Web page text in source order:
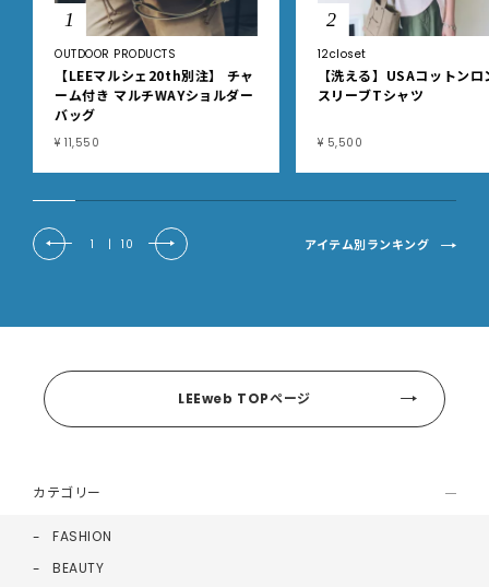
1
OUTDOOR PRODUCTS
【LEEマルシェ20th別注】 チャ
ーム付き マルチWAYショルダー
バッグ
¥ 11,550
2
12closet
【洗える】USAコットンロ
スリーブTシャツ
¥ 5,500
1 | 10 アイテム別ランキング
LEEweb TOPページ
カテゴリー
FASHION
BEAUTY